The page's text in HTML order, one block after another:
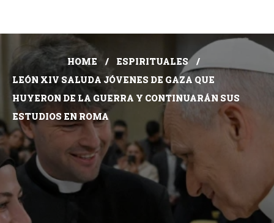
HOME
ESPIRITUALES
LEÓN XIV SALUDA JÓVENES DE GAZA QUE
HUYERON DE LA GUERRA Y CONTINUARÁN SUS
ESTUDIOS EN ROMA